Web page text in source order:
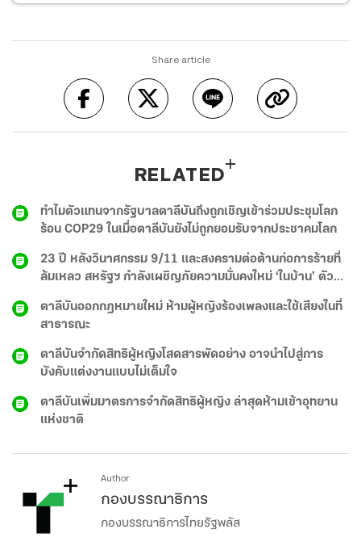
Share article
RELATED
ทำไมตัวแทนจากรัฐบาลตาลีบันถึงถูกเชิญเข้าร่วมประชุมโลก
ร้อน COP29 ในเมื่อตาลีบันยังไม่ถูกยอมรับจากประชาคมโลก
23 ปี หลังวินาศกรรม 9/11 และสงครามต่อต้านก่อการร้ายที่
ล้มเหลว สหรัฐฯ กำลังเผชิญภัยความมั่นคงใหม่ ‘ในบ้าน’ ตัว
ตาลีบันออกกฎหมายใหม่ ห้ามผู้หญิงร้องเพลงและใช้เสียงในที่
สาธารณะ
ตาลีบันจำกัดสิทธิผู้หญิงโสดสารพัดอย่าง อาจนำไปสู่การ
บังคับแต่งงานแบบไม่เต็มใจ
ตาลีบันเพิ่มมาตรการจำกัดสิทธิผู้หญิง ล่าสุดห้ามเข้าอุทยาน
แห่งชาติ
Author
กองบรรณาธิการ
กองบรรณาธิการไทยรัฐพลัส